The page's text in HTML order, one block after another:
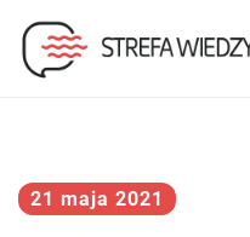
21 maja 2021